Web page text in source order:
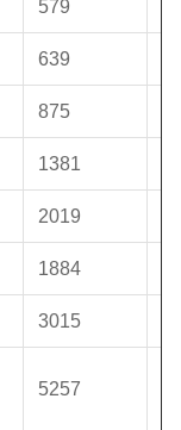
579
639
875
1381
2019
1884
3015
5257